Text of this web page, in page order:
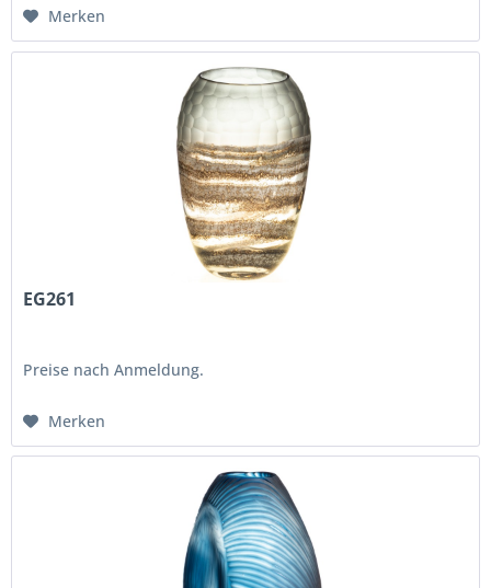
Merken
EG261
Preise nach Anmeldung.
Merken